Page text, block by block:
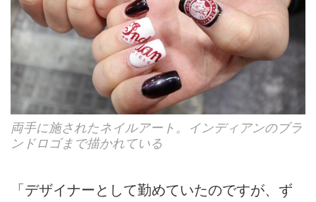
両手に施されたネイルアート。インディアンのブラ
ンドロゴまで描かれている
「デザイナーとして勤めていたのですが、ず